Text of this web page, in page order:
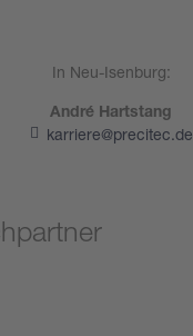
In Neu-Isenburg:
André Hartstang
karriere@precitec.de